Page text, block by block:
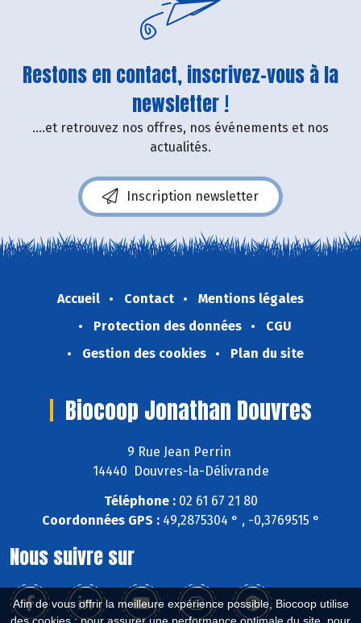
Afin de vous offrir la meilleure expérience possible, Biocoop utilise
Restons en contact, inscrivez-vous à la
newsletter !
....et retrouvez nos offres, nos événements et nos
actualités.
Inscription newsletter
Accueil Contact
Mentions légales
Protection des données
CGU
Gestion des cookies
Plan du site
Biocoop Jonathan Douvres
9 Rue Jean Perrin
14440 Douvres-la-Délivrande
Téléphone :02 61 67 21 80
Coordonnées GPS :49,2875304 ° , -0,3769515 °
Nous suivre sur